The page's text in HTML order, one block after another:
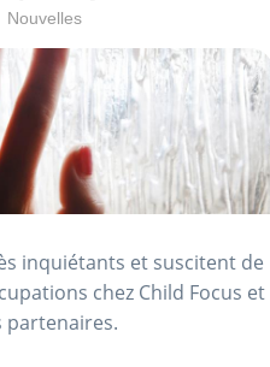
Nouvelles
inquiétants et suscitent de
chez Child Focus et
partenaires.